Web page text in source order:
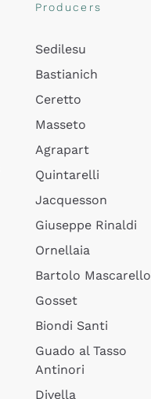
Producers
Sedilesu
Bastianich
Ceretto
Masseto
Agrapart
Quintarelli
Jacquesson
Giuseppe Rinaldi
Ornellaia
Bartolo Mascarello
Gosset
Biondi Santi
Guado al Tasso
Antinori
Divella